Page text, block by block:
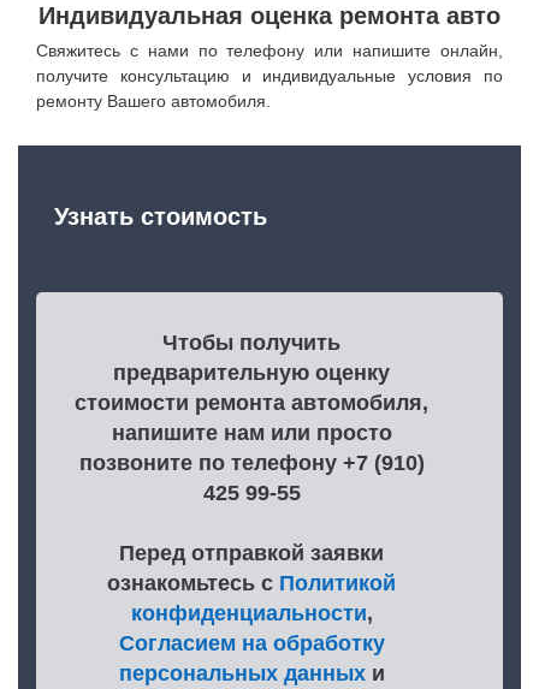
Индивидуальная оценка ремонта авто
Свяжитесь с нами по телефону или напишите онлайн,
получите консультацию и индивидуальные условия по
ремонту Вашего автомобиля.
Узнать стоимость
Чтобы получить
предварительную оценку
стоимости ремонта автомобиля,
напишите нам или просто
позвоните по телефону +7 (910)
425 99-55
Перед отправкой заявки
ознакомьтесь с Политикой
конфиденциальности,
Согласием на обработку
персональных данныхи